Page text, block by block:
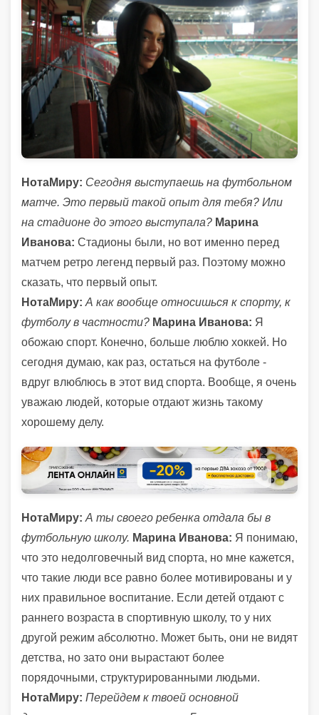
НотаМиру: Сегодня выступаешь на футбольном
матче. Это первый такой опыт для тебя? Или
на стадионе до этого выступала? Марина
Иванова: Стадионы были, но вот именно перед
матчем ретро легенд первый раз. Поэтому можно
сказать, что первый опыт.
НотаМиру: А как вообще относишься к спорту, к
футболу в частности? Марина Иванова: Я
обожаю спорт. Конечно, больше люблю хоккей. Но
сегодня думаю, как раз, остаться на футболе -
вдруг влюблюсь в этот вид спорта. Вообще, я очень
уважаю людей, которые отдают жизнь такому
хорошему делу.
НотаМиру: А ты своего ребенка отдала бы в
футбольную школу. Марина Иванова: Я понимаю,
что это недолговечный вид спорта, но мне кажется,
что такие люди все равно более мотивированы и у
них правильное воспитание. Если детей отдают с
раннего возраста в спортивную школу, то у них
другой режим абсолютно. Может быть, они не видят
детства, но зато они вырастают более
порядочными, структурированными людьми.
НотаМиру: Перейдем к твоей основной